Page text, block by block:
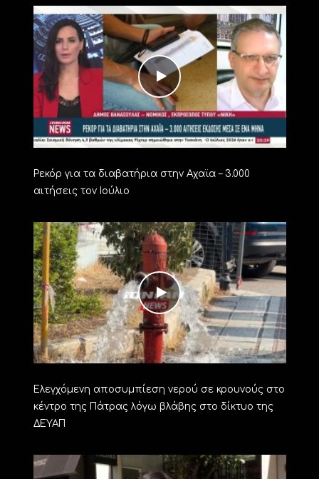
Ρεκόρ για τα διαβατήρια στην Αχαϊα – 3.000
αιτήσεις τον Ιούλιο
Ελεγχόμενη αποσυμπίεση νερού σε κρουνούς στο
κέντρο της Πάτρας λόγω βλάβης στο δίκτυο της
ΔΕΥΑΠ